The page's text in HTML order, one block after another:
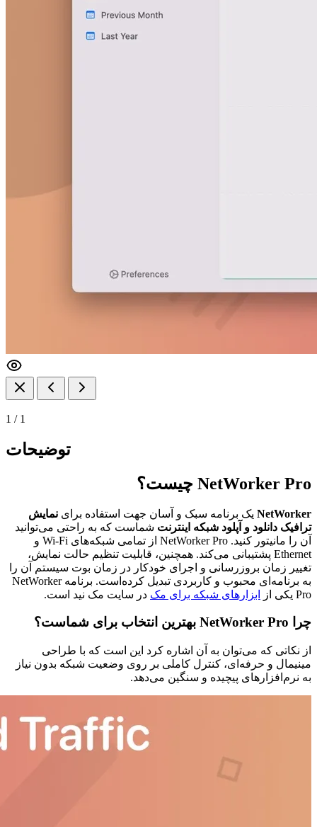
1 / 1
توضیحات
NetWorker Pro چیست؟
NetWorker یک برنامه سبک و آسان جهت استفاده برای نمایش
ترافیک دانلود و آپلود شبکه اینترنت شماست که به راحتی می‌توانید
آن را مانیتور کنید. NetWorker Pro از تمامی شبکه‌های Wi-Fi و
Ethernet پشتیبانی می‌کند. همچنین، قابلیت تنظیم حالت نمایش،
تغییر زمان بروزرسانی و اجرای خودکار در زمان بوت سیستم آن را
به برنامه‌ای محبوب و کاربردی تبدیل کرده‌است. برنامه NetWorker
Pro یکی از
ابزا‌رهای شبکه برای مک در سایت مک نید است.
چرا NetWorker Pro بهترین انتخاب برای شماست؟
از نکاتی که می‌توان به آن اشاره کرد این است که با طراحی
مینیمال و حرفه‌ای، کنترل کاملی بر روی وضعیت شبکه بدون نیاز
به نرم‌افزار‌های پیچیده و سنگین می‌دهد.